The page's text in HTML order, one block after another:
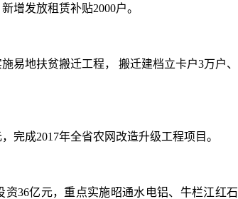
增发放租赁补贴2000户。
易地扶贫搬迁工程， 搬迁建档立卡户3万户、
完成2017年全省农网改造升级工程项目。
36亿元，重点实施昭通水电铝、牛栏江红石